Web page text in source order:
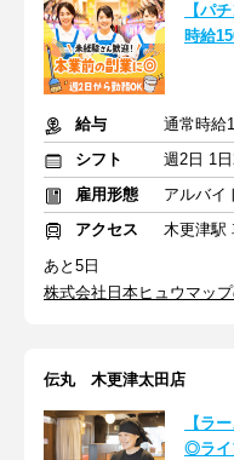
【パ
時給
給与
通常時
シフト
週2日 1
雇用形態
アルバイ
アクセス
木更津駅
あと5日
株式会社日本ヒュウマッ
伝丸 木更津太田店
【ラ
◎ライ